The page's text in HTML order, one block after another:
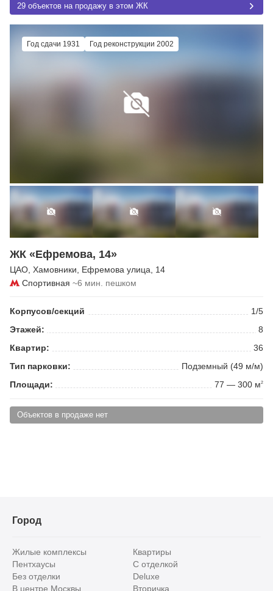
29 объектов на продажу в этом ЖК
Год сдачи 1931 Год реконструкции 2002
ЖК «Ефремова, 14»
ЦАО Хамовники Ефремова улица , 14
Спортивная ~6 мин. пешком
Корпусов/секций
1/5
Этажей:
8
Квартир:
36
Тип парковки:
Подземный (49 м/м)
Площади:
77 — 300 м2
Объектов в продаже нет
Город
Жилые комплексы
Квартиры
Пентхаусы
С отделкой
Без отделки
Deluxe
В центре Москвы
Вторичка